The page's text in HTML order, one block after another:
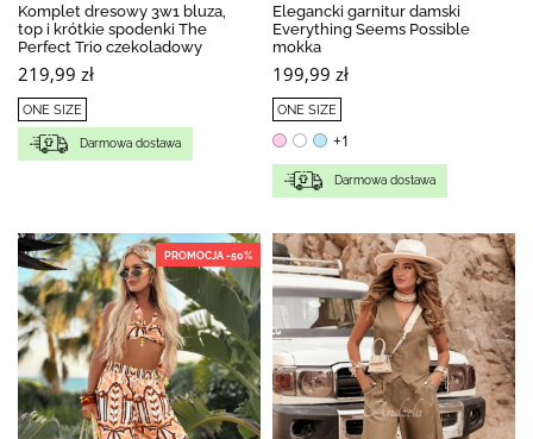
Komplet dresowy 3w1 bluza,
top i krótkie spodenki The
Perfect Trio czekoladowy
219,99 zł
ONE SIZE
Darmowa dostawa
Elegancki garnitur damski
Everything Seems Possible
mokka
199,99 zł
ONE SIZE
+1
Darmowa dostawa
PROMOCJA -50%